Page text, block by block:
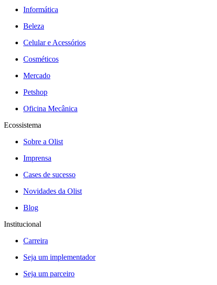
Informática
Beleza
Celular e Acessórios
Cosméticos
Mercado
Petshop
Oficina Mecânica
Ecossistema
Sobre a Olist
Imprensa
Cases de sucesso
Novidades da Olist
Blog
Institucional
Carreira
Seja um implementador
Seja um parceiro